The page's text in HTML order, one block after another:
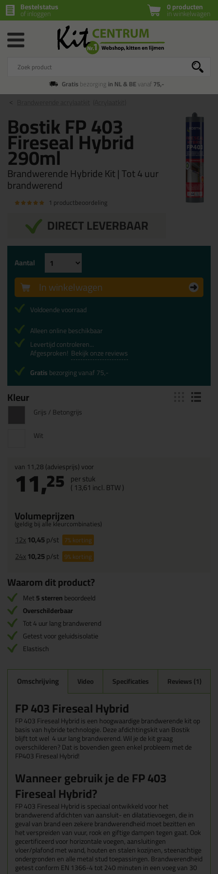
0 producten
in winkelwagen
Bestelstatus
of inloggen
Gratisbezorging in NL & BEvanaf75,-
Brandwerende acrylaatkit
Bostik FP 403
Fireseal Hybrid
290ml
Brandwerende Hybride Kit | Tot 4 uur
brandwerend
1 productbeoordeling
DIRECT LEVERBAAR
Kleur
Grijs / Betongrijs
Wit
van 11,28(adviesprijs) voor
11,25 per stuk
( 13,61 incl. BTW )
Volumeprijzen
(geldig bij alle kleurcombinaties)
12x10,45p/st 7%korting
24x10,25p/st 9%korting
Aantal
In winkelwagen
Voldoende voorraad
Alleen online beschikbaar
Levertijd controleren...
Afgesproken! Bekijk onze reviews
Gratisbezorging vanaf 75,-
Waarom dit product?
Met5 sterrenbeoordeeld
Overschilderbaar
Tot 4 uur lang brandwerend
Getest voor geluidsisolatie
Elastisch
Omschrijving Video Specificaties Reviews (1)
FP 403 Fireseal Hybrid
FP 403 Fireseal Hybrid is een hoogwaardige brandwerende kit op
basis van hybride technologie. Deze afdichtingskit van Bostik
blijft tot wel 4 uur lang brandwerend. Wil je de kit graag
overschilderen? Dat is bovendien geen enkel probleem met de
FP403 Fireseal Hybrid!
Wanneer gebruik je de FP 403
Fireseal Hybrid?
FP 403 Fireseal Hybrid is speciaal ontwikkeld voor het
brandwerend afdichten van aansluit- en dilatatievoegen, die in
geval van brand een zekere brandwerendheid moet bezitten en
het verspreiden van vuur, rook en giftige dampen tegen gaat. Ook
gecertificeerd voor horizontale voegen, aansluitingen
vloer/plafond met wand, houten en stalen kozijnen, steenachtige
ondergronden en alle metal stud toepassingen. Brandwerendheid
getest conform EN 1366-4 tot 240 minuten in een voeg van 30